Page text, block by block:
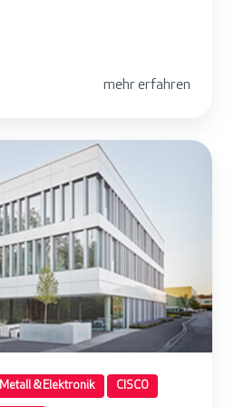
mehr erfahren
Metall & Elektronik CISCO